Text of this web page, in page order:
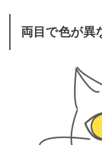
両目で色が異